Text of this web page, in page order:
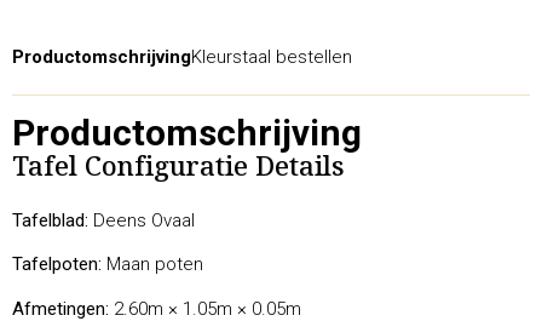
ProductomschrijvingKleurstaal bestellen
Productomschrijving
Tafel Configuratie Details
Tafelblad: Deens Ovaal
Tafelpoten: Maan poten
Afmetingen: 2.60m × 1.05m × 0.05m